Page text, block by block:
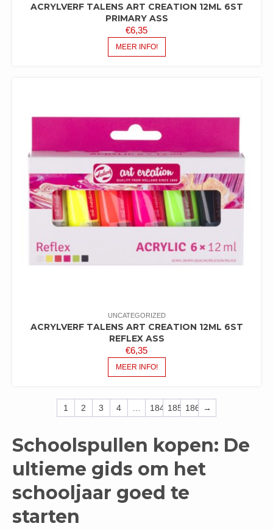
ACRYLVERF TALENS ART CREATION 12ML 6ST
PRIMARY ASS
€6,35
MEER INFO!
UNCATEGORIZED
ACRYLVERF TALENS ART CREATION 12ML 6ST
REFLEX ASS
€6,35
MEER INFO!
1 2 3 4 … 184 185 186 →
Schoolspullen kopen: De
ultieme gids om het
schooljaar goed te
starten